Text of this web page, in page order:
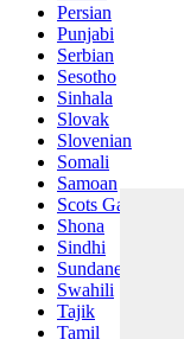
Persian
Punjabi
Serbian
Sesotho
Sinhala
Slovak
Slovenian
Somali
Samoan
Scots Gaelic
Shona
Sindhi
Sundanese
Swahili
Tajik
Tamil